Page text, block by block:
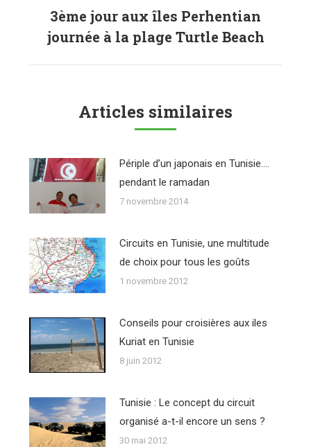
Onglet
suivant
3ème jour aux îles Perhentian
journée à la plage Turtle Beach
Articles similaires
Périple d’un japonais en Tunisie….
pendant le ramadan
7 novembre 2014
Circuits en Tunisie, une multitude
de choix pour tous les goûts
1 novembre 2012
Conseils pour croisières aux iles
Kuriat en Tunisie
8 juin 2012
Tunisie : Le concept du circuit
organisé a-t-il encore un sens ?
30 mai 2012